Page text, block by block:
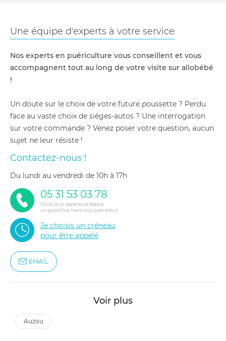
Une équipe d'experts à votre service
Nos experts en puériculture vous conseillent et vous
accompagnent tout au long de votre visite sur allobébé
!
Un doute sur le choix de votre future poussette ? Perdu
face au vaste choix de sièges-autos ? Une interrogation
sur votre commande ? Venez poser votre question, aucun
sujet ne leur résiste !
Contactez-nous !
du lundi au vendredi de 10h à 17h
05 31 53 03 78
(Coût d'un appel local depuis
un poste fixe, hors coût opérateur)
Je choisis un créneau
pour être appelé
EMAIL
Voir plus
auzou